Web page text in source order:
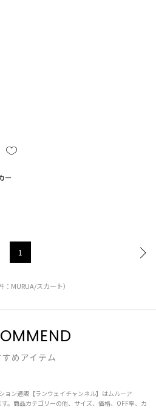
ー
1
：MURUA/スカート）
すめアイテム
ョン通販【ランウェイチャンネル】はムルーア
す。商品カテゴリーの他、サイズ、価格、OFF率、カ